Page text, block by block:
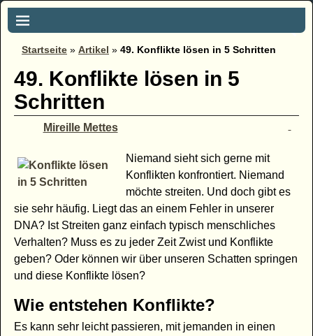
Startseite » Artikel » 49. Konflikte lösen in 5 Schritten
49. Konflikte lösen in 5
Schritten
Mireille Mettes
Niemand sieht sich gerne mit
Konflikten konfrontiert. Niemand
möchte streiten. Und doch gibt es
sie sehr häufig. Liegt das an einem Fehler in unserer
DNA? Ist Streiten ganz einfach typisch menschliches
Verhalten? Muss es zu jeder Zeit Zwist und Konflikte
geben? Oder können wir über unseren Schatten springen
und diese Konflikte lösen?
Wie entstehen Konflikte?
Es kann sehr leicht passieren, mit jemanden in einen